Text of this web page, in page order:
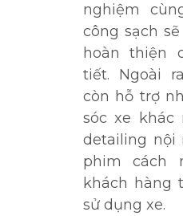
nghiệm
công sạch
hoàn thiện
tiết. Ngoài
còn hỗ trợ
sóc xe khác
detailing nội
phim cách
khách hàng
sử dụng xe.